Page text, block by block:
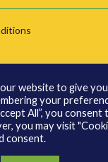
website to give
your
All”, you
you may visit
consent.